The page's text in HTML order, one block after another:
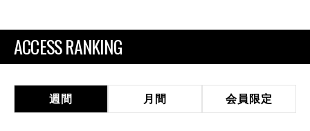
ACCESS RANKING
週間 月間 会員限定